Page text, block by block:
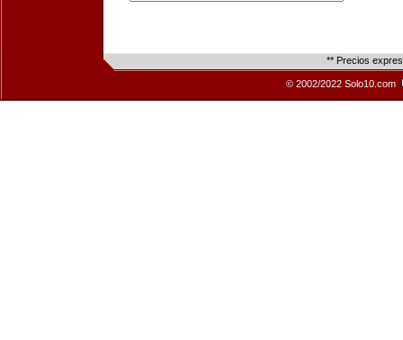
** Precios
© 2002/2022 Solo10.com